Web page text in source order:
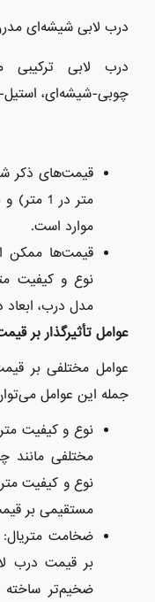
درب لابی شیشه‌ای
درب لابی ترکیبی
چوبی-شیشه‌ای،
متر در
موارد است.
قیمت‌ها ممکن
نوع و کیفیت
مدل درب، ابعاد
عوامل تأثیرگذار بر
عوامل مختلفی بر
جمله این عوامل
نوع و کیفیت
مختلفی
نوع و کیفیت
مستقیمی بر
ضخامت متریال:
بر قیمت درب
ضخیم‌تر ساخته